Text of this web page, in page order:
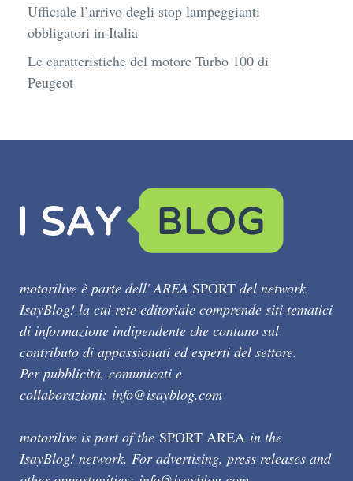
Ufficiale l’arrivo degli stop lampeggianti
obbligatori in Italia
Le caratteristiche del motore Turbo 100 di
Peugeot
motorilive è parte dell' AREA SPORT del network
IsayBlog! la cui rete editoriale comprende siti tematici
di informazione indipendente che contano sul
contributo di appassionati ed esperti del settore.
Per pubblicità, comunicati e
collaborazioni: info@isayblog.com
motorilive is part of the SPORT AREA in the
IsayBlog! network. For advertising, press releases and